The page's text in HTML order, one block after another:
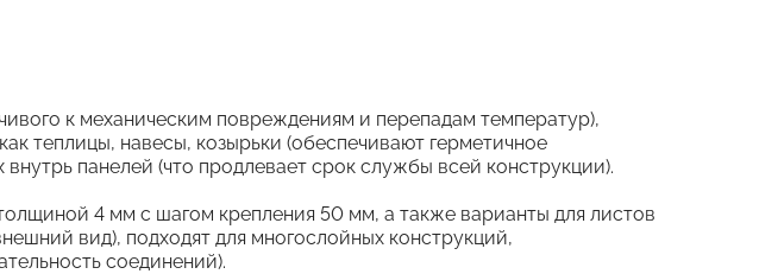
к механическим повреждениям и перепадам температур),
теплицы, навесы, козырьки (обеспечивают герметичное
панелей (что продлевает срок службы всей конструкции).
4 мм с шагом крепления 50 мм, а также варианты для листов
вид), подходят для многослойных конструкций,
соединений).